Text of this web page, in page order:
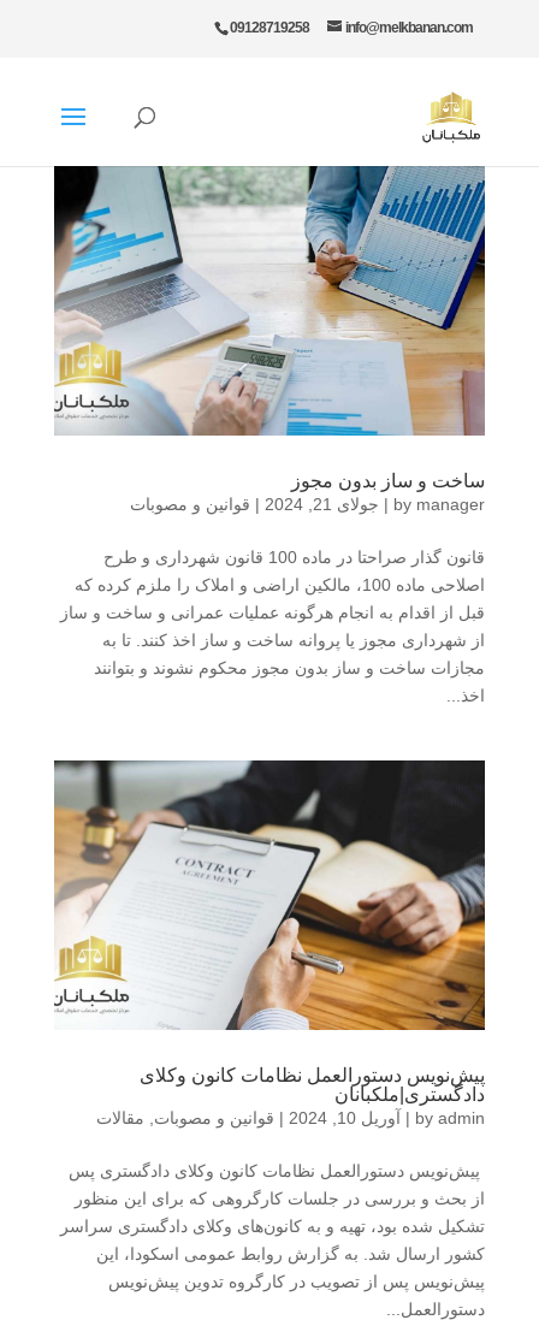
09128719258 info@melkbanan.com
ساخت و ساز بدون مجوز
by manager
| جولای 21, 2024 | قوانین و مصوبات
قانون گذار صراحتا در ماده 100 قانون شهرداری و طرح
اصلاحی ماده 100، مالکین اراضی و املاک را ملزم کرده که
قبل از اقدام به انجام هرگونه عملیات عمرانی و ساخت و ساز
از شهرداری مجوز یا پروانه ساخت و ساز اخذ کنند. تا به
مجازات ساخت و ساز بدون مجوز محکوم نشوند و بتوانند
اخذ...
پیش‌نویس دستورالعمل نظامات کانون وکلای
دادگستری|ملکبانان
byadmin
| آوریل 10, 2024 | قوانین و مصوبات مقالات
پیش‌نویس دستورالعمل نظامات کانون وکلای دادگستری پس
از بحث و بررسی در جلسات کارگروهی که برای این منظور
تشکیل شده بود، تهیه و به کانون‌های وکلای دادگستری سراسر
کشور ارسال شد. به گزارش روابط عمومی اسکودا، این
پیش‌نویس پس از تصویب در کارگروه تدوین پیش‌نویس
دستورالعمل...